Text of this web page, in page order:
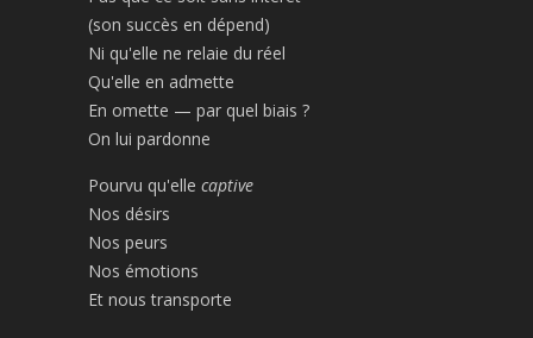
(son succès en dépend)
Ni qu'elle ne relaie du réel
Qu'elle en admette
En omette — par quel biais ?
On lui pardonne
Pourvu qu'elle captive
Nos désirs
Nos peurs
Nos émotions
Et nous transporte